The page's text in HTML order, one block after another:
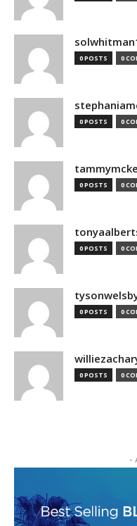
0 POSTS 0
0 POSTS 0
0 POSTS 0
0 POSTS 0
0 POSTS 0
0 POSTS 0
-